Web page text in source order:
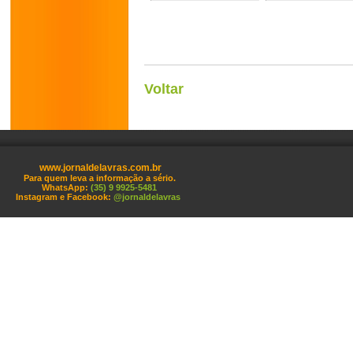
Voltar
www.jornaldelavras.com.br
Para quem leva a informação a sério.
WhatsApp: (35) 9 9925-5481
Instagram e Facebook: @jornaldelavras